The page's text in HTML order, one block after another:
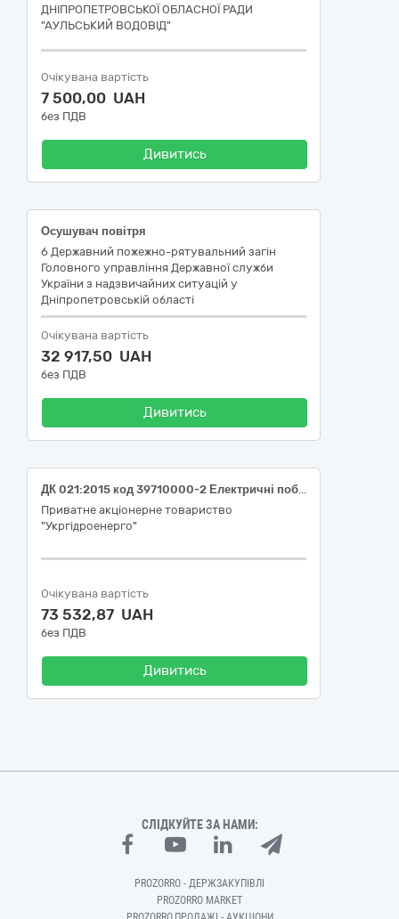
ДНІПРОПЕТРОВСЬКОЇ ОБЛАСНОЇ РАДИ
"АУЛЬСЬКИЙ ВОДОВІД"
Очікувана вартість
7 500,00 UAH
без ПДВ
Дивитись
Осушувач повітря
6 Державний пожежно-рятувальний загін
Головного управління Державної служби
України з надзвичайних ситуацій у
Дніпропетровській області
Очікувана вартість
32 917,50 UAH
без ПДВ
Дивитись
ДК 021:2015 код 39710000-2 Електричні побутові прилади (Холодильники для філії "Каскад Київських ГЕС і ГАЕС" ПрАТ "Укргідроенерго")
Приватне акціонерне товариство
"Укргідроенерго"
Очікувана вартість
73 532,87 UAH
без ПДВ
Дивитись
СЛІДКУЙТЕ ЗА НАМИ:
PROZORRO - ДЕРЖЗАКУПІВЛІ
PROZORRO MARKET